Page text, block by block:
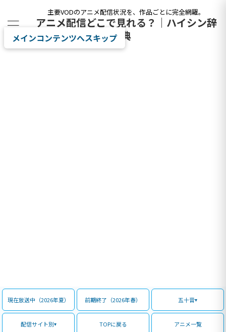
主要VODのアニメ配信状況を、作品ごとに完全網羅。
アニメ配信どこで見れる？｜ハイシン辞
典
メインコンテンツへスキップ
現在放送中（2026年夏） 前期終了（2026年春） 五十音
配信サイト別 TOPに戻る アニメ一覧